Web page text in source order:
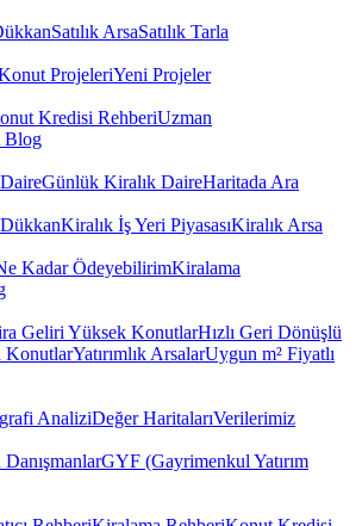
Satılık ArsaSatılık Tarla
ProjeleriYeni Projeler
Kredisi RehberiUzman
Blog
Günlük Kiralık DaireHaritada Ara
Kiralık İş Yeri PiyasasıKiralık Arsa
Kadar ÖdeyebilirimKiralama
Geliri Yüksek KonutlarHızlı Geri Dönüşlü
KonutlarYatırımlık ArsalarUygun m² Fiyatlı
AnaliziDeğer HaritalarıVerilerimiz
GYF (Gayrimenkul Yatırım